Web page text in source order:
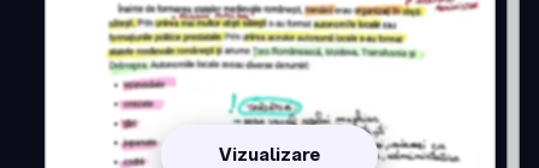
Vizualizare